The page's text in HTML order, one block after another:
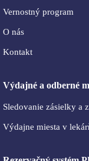
Vernostný program
O nás
Kontakt
Výdajné a odberné
Sledovanie zásielky a
Výdajne miesta v